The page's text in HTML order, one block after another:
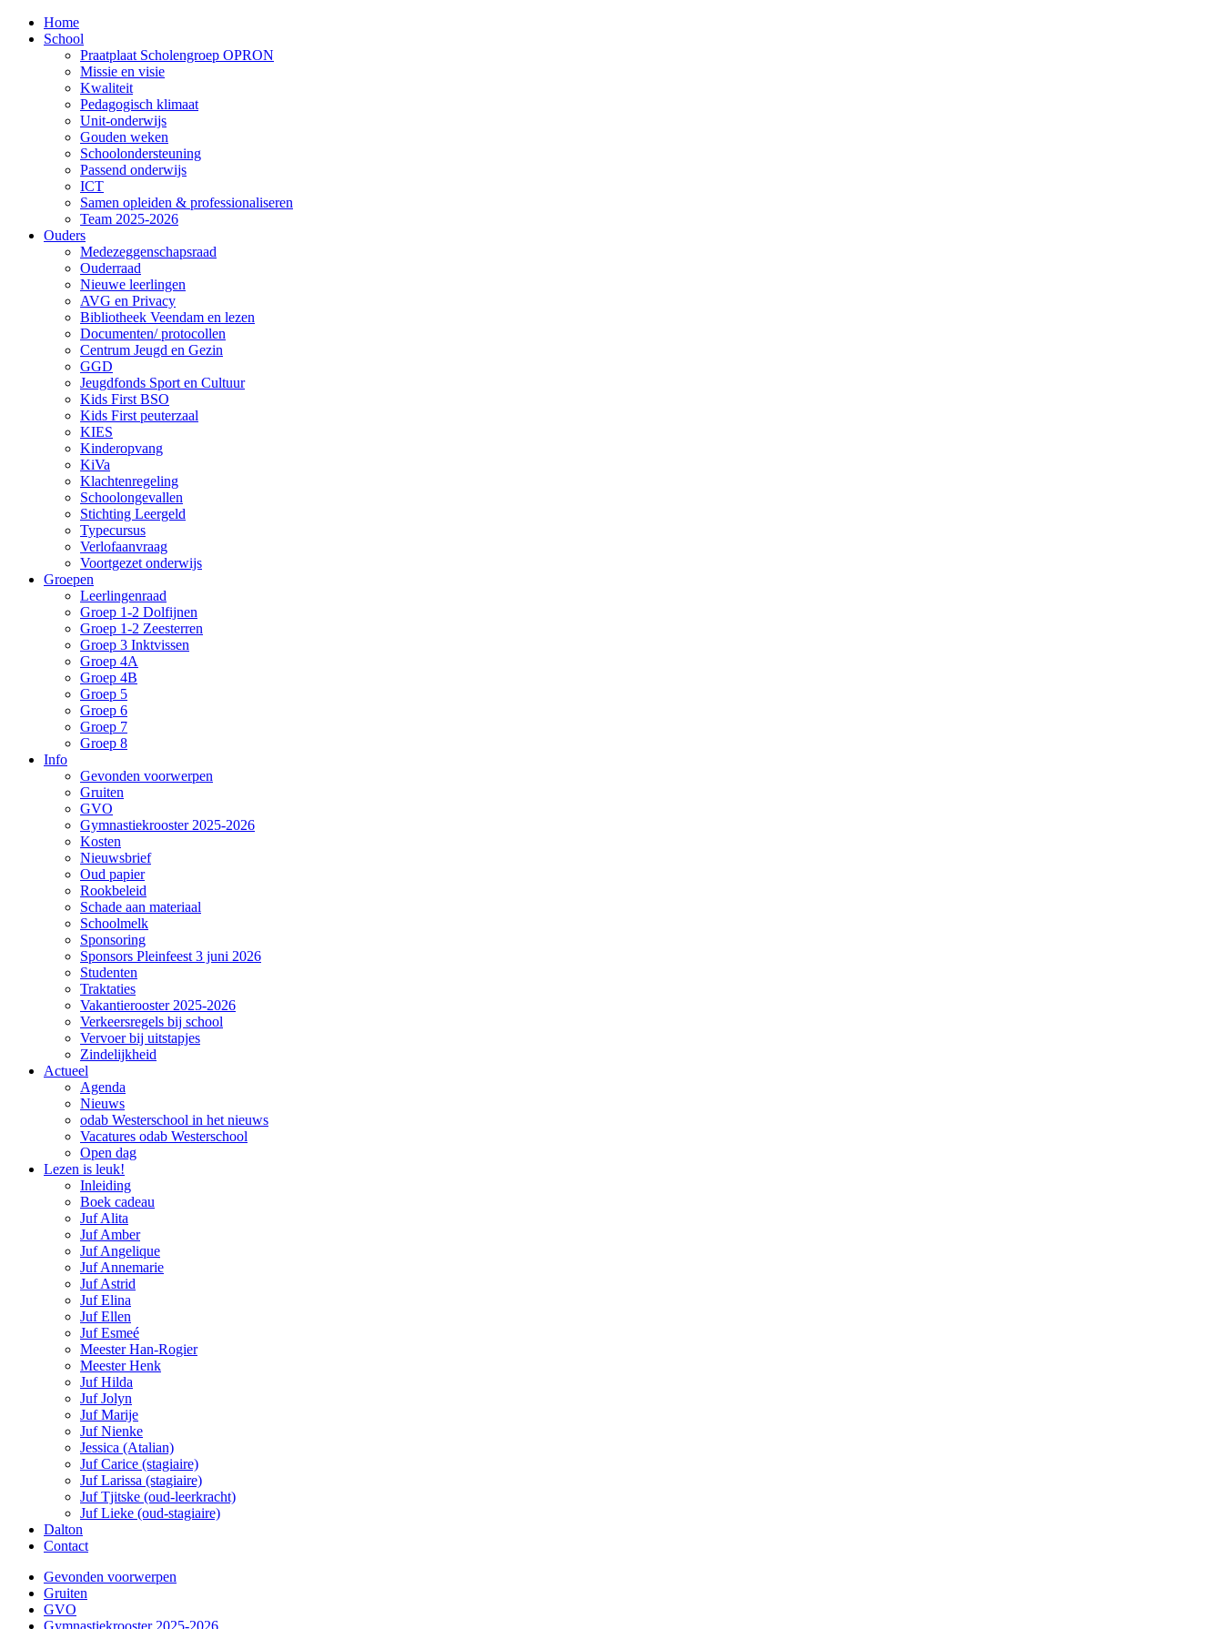
Home
School
Praatplaat Scholengroep OPRON
Missie en visie
Kwaliteit
Pedagogisch klimaat
Unit-onderwijs
Gouden weken
Schoolondersteuning
Passend onderwijs
ICT
Samen opleiden & professionaliseren
Team 2025-2026
Ouders
Medezeggenschapsraad
Ouderraad
Nieuwe leerlingen
AVG en Privacy
Bibliotheek Veendam en lezen
Documenten/ protocollen
Centrum Jeugd en Gezin
GGD
Jeugdfonds Sport en Cultuur
Kids First BSO
Kids First peuterzaal
KIES
Kinderopvang
KiVa
Klachtenregeling
Schoolongevallen
Stichting Leergeld
Typecursus
Verlofaanvraag
Voortgezet onderwijs
Groepen
Leerlingenraad
Groep 1-2 Dolfijnen
Groep 1-2 Zeesterren
Groep 3 Inktvissen
Groep 4A
Groep 4B
Groep 5
Groep 6
Groep 7
Groep 8
Info
Gevonden voorwerpen
Gruiten
GVO
Gymnastiekrooster 2025-2026
Kosten
Nieuwsbrief
Oud papier
Rookbeleid
Schade aan materiaal
Schoolmelk
Sponsoring
Sponsors Pleinfeest 3 juni 2026
Studenten
Traktaties
Vakantierooster 2025-2026
Verkeersregels bij school
Vervoer bij uitstapjes
Zindelijkheid
Actueel
Agenda
Nieuws
odab Westerschool in het nieuws
Vacatures odab Westerschool
Open dag
Lezen is leuk!
Inleiding
Boek cadeau
Juf Alita
Juf Amber
Juf Angelique
Juf Annemarie
Juf Astrid
Juf Elina
Juf Ellen
Juf Esmeé
Meester Han-Rogier
Meester Henk
Juf Hilda
Juf Jolyn
Juf Marije
Juf Nienke
Jessica (Atalian)
Juf Carice (stagiaire)
Juf Larissa (stagiaire)
Juf Tjitske (oud-leerkracht)
Juf Lieke (oud-stagiaire)
Dalton
Contact
Gevonden voorwerpen
Gruiten
GVO
Gymnastiekrooster 2025-2026